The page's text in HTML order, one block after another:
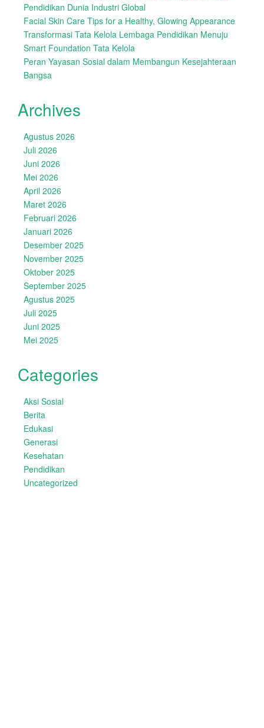
Pendidikan Dunia Industri Global
Facial Skin Care Tips for a Healthy, Glowing Appearance
Transformasi Tata Kelola Lembaga Pendidikan Menuju
Smart Foundation Tata Kelola
Peran Yayasan Sosial dalam Membangun Kesejahteraan
Bangsa
Archives
Agustus 2026
Juli 2026
Juni 2026
Mei 2026
April 2026
Maret 2026
Februari 2026
Januari 2026
Desember 2025
November 2025
Oktober 2025
September 2025
Agustus 2025
Juli 2025
Juni 2025
Mei 2025
Categories
Aksi Sosial
Berita
Edukasi
Generasi
Kesehatan
Pendidikan
Uncategorized